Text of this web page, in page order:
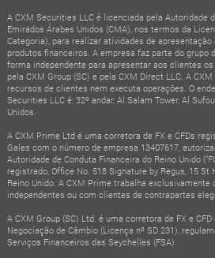
A CXM Securities LLC é licenciada pela Autoridade
Emirados Árabes Unidos (CMA), nos termos da
Categoria), para realizar atividades de
produtos financeiros. A empresa faz parte do grupo
forma independente para apresentar aos clientes
pela CXM Group (SC) e pela CXM Direct LLC. A
recursos de clientes nem executa operações. O
Securities LLC é: 32º andar, Al Salam Tower, Al
Unidos.
A CXM Prime Ltd é uma corretora de FX e CFDs
Gales com o número de empresa 13407617,
Autoridade de Conduta Financeira do Reino Unido
registrado, Office No. 518 Signature by Regus, 15 St
Reino Unido. A CXM Prime trabalha
independentes ou com clientes de contrapartes
A CXM Group (SC) Ltd. é uma corretora de FX e
Negociação de Câmbio (Licença nº SD 231),
Serviços Financeiros das Seychelles (FSA).